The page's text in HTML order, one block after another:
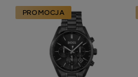
PROMOCJA